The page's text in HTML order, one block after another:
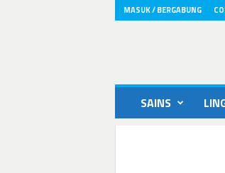
MASUK / BERGABUNG
SAINS